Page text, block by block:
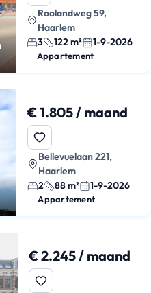
Roolandweg 59,
Haarlem
3
122 m² 1-9-2026
Appartement
€ 1.805 / maand
Bellevuelaan 221,
Haarlem
2
88 m² 1-9-2026
Appartement
€ 2.245 / maand